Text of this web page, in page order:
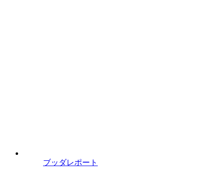
ブッダレポート